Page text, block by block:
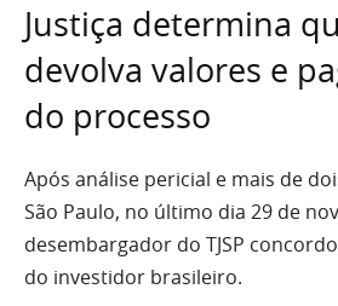
Justiça determina
devolva valores e
do processo
Após análise pericial e mais de
São Paulo, no último dia 29 de
desembargador do TJSP
do investidor brasileiro.